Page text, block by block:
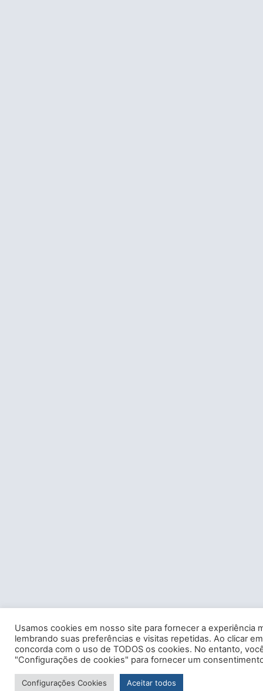
Usamos cookies em nosso site para fornecer a experiência
lembrando suas preferências e visitas repetidas. Ao clicar
concorda com o uso de TODOS os cookies. No entanto,
"Configurações de cookies" para fornecer um
Configurações Cookies Aceitar todos